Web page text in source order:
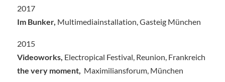
2017
Im Bunker, Multimediainstallation, Gasteig München
2015
Videoworks, Electropical Festival, Reunion, Frankreich
the very moment, Maximiliansforum, München